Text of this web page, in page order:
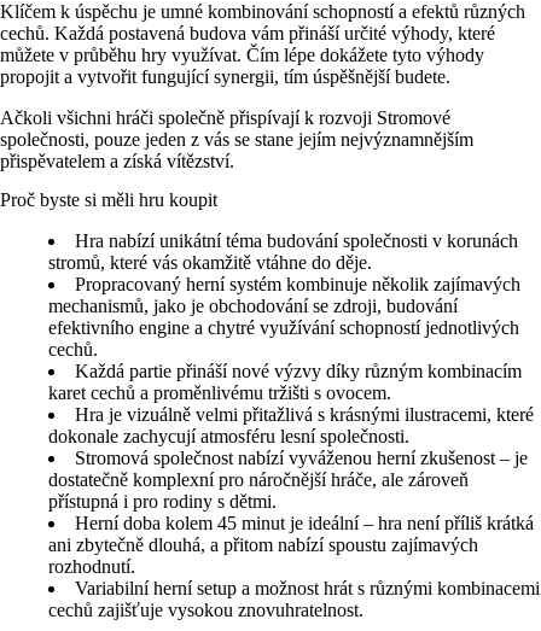
Klíčem k úspěchu je umné kombinování schopností a efektů různých
cechů. Každá postavená budova vám přináší určité výhody, které
můžete v průběhu hry využívat. Čím lépe dokážete tyto výhody
propojit a vytvořit fungující synergii, tím úspěšnější budete.
Ačkoli všichni hráči společně přispívají k rozvoji Stromové
společnosti, pouze jeden z vás se stane jejím nejvýznamnějším
přispěvatelem a získá vítězství.
Proč byste si měli hru koupit
Hra nabízí unikátní téma budování společnosti v korunách
stromů, které vás okamžitě vtáhne do děje.
Propracovaný herní systém kombinuje několik zajímavých
mechanismů, jako je obchodování se zdroji, budování
efektivního engine a chytré využívání schopností jednotlivých
cechů.
Každá partie přináší nové výzvy díky různým kombinacím
karet cechů a proměnlivému tržišti s ovocem.
Hra je vizuálně velmi přitažlivá s krásnými ilustracemi, které
dokonale zachycují atmosféru lesní společnosti.
Stromová společnost nabízí vyváženou herní zkušenost – je
dostatečně komplexní pro náročnější hráče, ale zároveň
přístupná i pro rodiny s dětmi.
Herní doba kolem 45 minut je ideální – hra není příliš krátká
ani zbytečně dlouhá, a přitom nabízí spoustu zajímavých
rozhodnutí.
Variabilní herní setup a možnost hrát s různými kombinacemi
cechů zajišťuje vysokou znovuhratelnost.